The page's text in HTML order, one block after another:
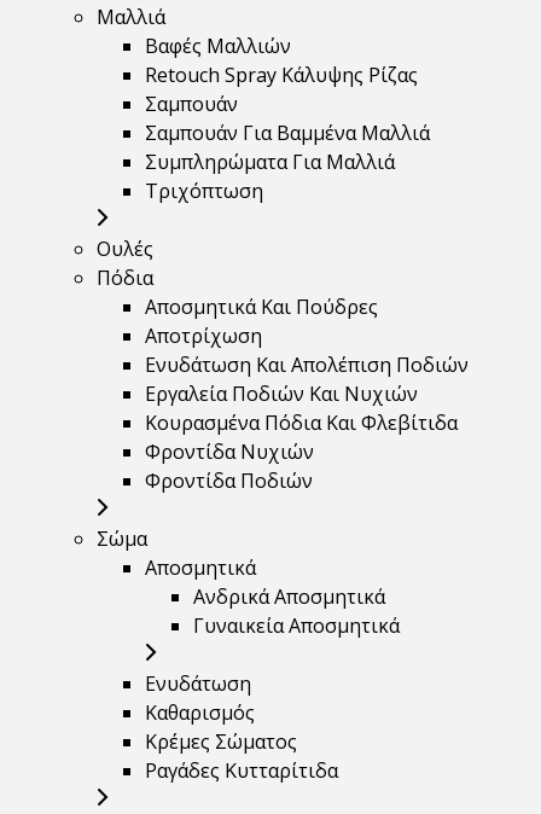
Μαλλιά
Βαφές Μαλλιών
Retouch Spray Κάλυψης Ρίζας
Σαμπουάν
Σαμπουάν Για Βαμμένα Μαλλιά
Συμπληρώματα Για Μαλλιά
Τριχόπτωση
Ουλές
Πόδια
Αποσμητικά Και Πούδρες
Αποτρίχωση
Ενυδάτωση Και Απολέπιση Ποδιών
Εργαλεία Ποδιών Και Νυχιών
Κουρασμένα Πόδια Και Φλεβίτιδα
Φροντίδα Νυχιών
Φροντίδα Ποδιών
Σώμα
Αποσμητικά
Ανδρικά Αποσμητικά
Γυναικεία Αποσμητικά
Ενυδάτωση
Καθαρισμός
Κρέμες Σώματος
Ραγάδες Κυτταρίτιδα